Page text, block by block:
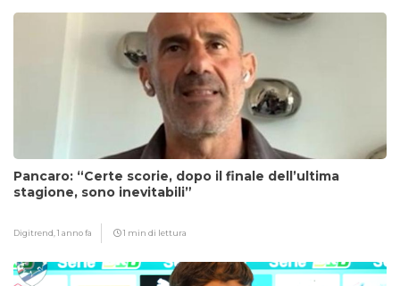
Pancaro: “Certe scorie, dopo il finale dell’ultima
stagione, sono inevitabili”
Digitrend,1 anno fa 1 min di lettura